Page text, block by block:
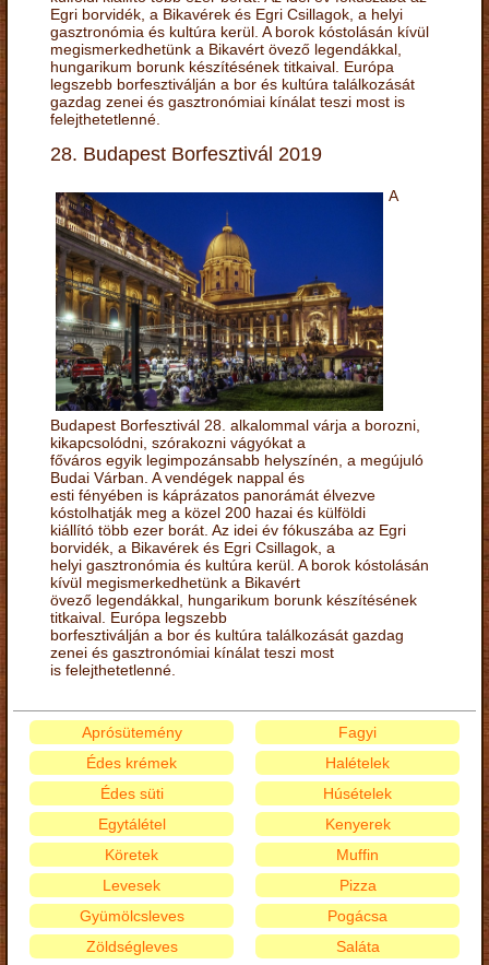
Egri borvidék, a Bikavérek és Egri Csillagok, a helyi
gasztronómia és kultúra kerül. A borok kóstolásán kívül
megismerkedhetünk a Bikavért övező legendákkal,
hungarikum borunk készítésének titkaival. Európa
legszebb borfesztiválján a bor és kultúra találkozását
gazdag zenei és gasztronómiai kínálat teszi most is
felejthetetlenné.
28. Budapest Borfesztivál 2019
A
Budapest Borfesztivál 28. alkalommal várja a borozni,
kikapcsolódni, szórakozni vágyókat a
főváros egyik legimpozánsabb helyszínén, a megújuló
Budai Várban. A vendégek nappal és
esti fényében is káprázatos panorámát élvezve
kóstolhatják meg a közel 200 hazai és külföldi
kiállító több ezer borát. Az idei év fókuszába az Egri
borvidék, a Bikavérek és Egri Csillagok, a
helyi gasztronómia és kultúra kerül. A borok kóstolásán
kívül megismerkedhetünk a Bikavért
övező legendákkal, hungarikum borunk készítésének
titkaival. Európa legszebb
borfesztiválján a bor és kultúra találkozását gazdag
zenei és gasztronómiai kínálat teszi most
is felejthetetlenné.
Aprósütemény
Édes krémek
Édes süti
Egytálétel
Fagyi
Halételek
Húsételek
Kenyerek
Köretek
Levesek
Gyümölcsleves
Zöldségleves
Muffin
Pizza
Pogácsa
Saláta